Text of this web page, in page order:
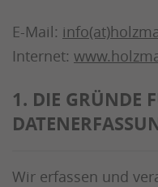
E-Mail:
Internet:
1. DIE GRÜNDE
Wir erfassen und